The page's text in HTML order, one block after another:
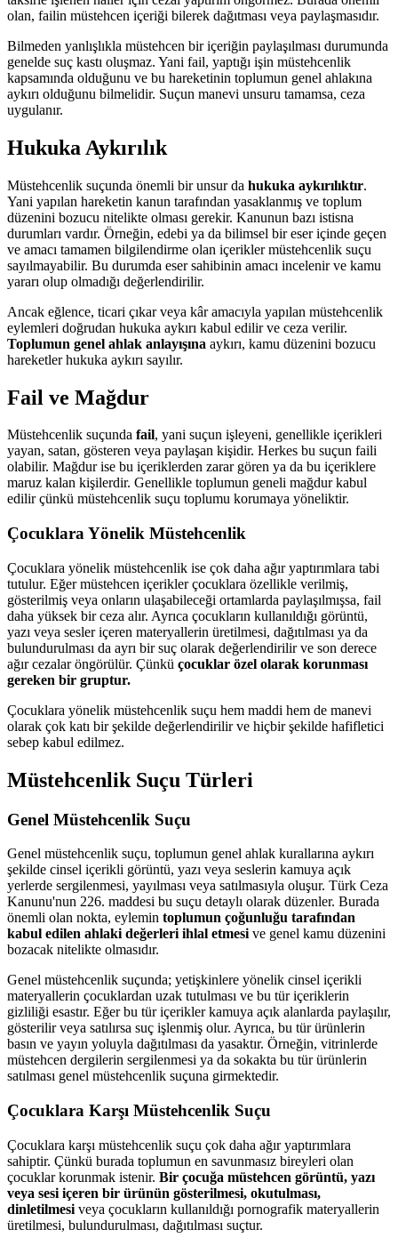
olan, failin müstehcen içeriği bilerek dağıtması veya paylaşmasıdır.
Bilmeden yanlışlıkla müstehcen bir içeriğin paylaşılması durumunda
genelde suç kastı oluşmaz. Yani fail, yaptığı işin müstehcenlik
kapsamında olduğunu ve bu hareketinin toplumun genel ahlakına
aykırı olduğunu bilmelidir. Suçun manevi unsuru tamamsa, ceza
uygulanır.
Hukuka Aykırılık
Müstehcenlik suçunda önemli bir unsur da hukuka aykırılıktır.
Yani yapılan hareketin kanun tarafından yasaklanmış ve toplum
düzenini bozucu nitelikte olması gerekir. Kanunun bazı istisna
durumları vardır. Örneğin, edebi ya da bilimsel bir eser içinde geçen
ve amacı tamamen bilgilendirme olan içerikler müstehcenlik suçu
sayılmayabilir. Bu durumda eser sahibinin amacı incelenir ve kamu
yararı olup olmadığı değerlendirilir.
Ancak eğlence, ticari çıkar veya kâr amacıyla yapılan müstehcenlik
eylemleri doğrudan hukuka aykırı kabul edilir ve ceza verilir.
Toplumun genel ahlak anlayışına aykırı, kamu düzenini bozucu
hareketler hukuka aykırı sayılır.
Fail ve Mağdur
Müstehcenlik suçunda fail, yani suçun işleyeni, genellikle içerikleri
yayan, satan, gösteren veya paylaşan kişidir. Herkes bu suçun faili
olabilir. Mağdur ise bu içeriklerden zarar gören ya da bu içeriklere
maruz kalan kişilerdir. Genellikle toplumun geneli mağdur kabul
edilir çünkü müstehcenlik suçu toplumu korumaya yöneliktir.
Çocuklara Yönelik Müstehcenlik
Çocuklara yönelik müstehcenlik ise çok daha ağır yaptırımlara tabi
tutulur. Eğer müstehcen içerikler çocuklara özellikle verilmiş,
gösterilmiş veya onların ulaşabileceği ortamlarda paylaşılmışsa, fail
daha yüksek bir ceza alır. Ayrıca çocukların kullanıldığı görüntü,
yazı veya sesler içeren materyallerin üretilmesi, dağıtılması ya da
bulundurulması da ayrı bir suç olarak değerlendirilir ve son derece
ağır cezalar öngörülür. Çünkü çocuklar özel olarak korunması
gereken bir gruptur.
Çocuklara yönelik müstehcenlik suçu hem maddi hem de manevi
olarak çok katı bir şekilde değerlendirilir ve hiçbir şekilde hafifletici
sebep kabul edilmez.
Müstehcenlik Suçu Türleri
Genel Müstehcenlik Suçu
Genel müstehcenlik suçu, toplumun genel ahlak kurallarına aykırı
şekilde cinsel içerikli görüntü, yazı veya seslerin kamuya açık
yerlerde sergilenmesi, yayılması veya satılmasıyla oluşur. Türk Ceza
Kanunu'nun 226. maddesi bu suçu detaylı olarak düzenler. Burada
önemli olan nokta, eylemin toplumun çoğunluğu tarafından
kabul edilen ahlaki değerleri ihlal etmesive genel kamu düzenini
bozacak nitelikte olmasıdır.
Genel müstehcenlik suçunda; yetişkinlere yönelik cinsel içerikli
materyallerin çocuklardan uzak tutulması ve bu tür içeriklerin
gizliliği esastır. Eğer bu tür içerikler kamuya açık alanlarda paylaşılır,
gösterilir veya satılırsa suç işlenmiş olur. Ayrıca, bu tür ürünlerin
basın ve yayın yoluyla dağıtılması da yasaktır. Örneğin, vitrinlerde
müstehcen dergilerin sergilenmesi ya da sokakta bu tür ürünlerin
satılması genel müstehcenlik suçuna girmektedir.
Çocuklara Karşı Müstehcenlik Suçu
Çocuklara karşı müstehcenlik suçu çok daha ağır yaptırımlara
sahiptir. Çünkü burada toplumun en savunmasız bireyleri olan
çocuklar korunmak istenir. Bir çocuğa müstehcen görüntü, yazı
veya sesi içeren bir ürünün gösterilmesi, okutulması,
dinletilmesi veya çocukların kullanıldığı pornografik materyallerin
üretilmesi, bulundurulması, dağıtılması suçtur.